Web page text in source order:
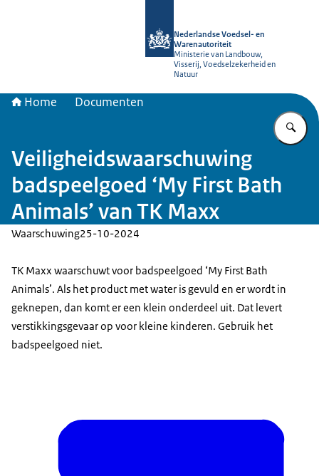
Nederlandse Voedsel- en
Warenautoriteit
Ministerie van Landbouw,
Visserij, Voedselzekerheid en
Natuur
Home Documenten
Veiligheidswaarschuwing
badspeelgoed ‘My First Bath
Animals’ van TK Maxx
Waarschuwing25-10-2024
TK Maxx waarschuwt voor badspeelgoed ‘My First Bath
Animals’. Als het product met water is gevuld en er wordt in
geknepen, dan komt er een klein onderdeel uit. Dat levert
verstikkingsgevaar op voor kleine kinderen. Gebruik het
badspeelgoed niet.